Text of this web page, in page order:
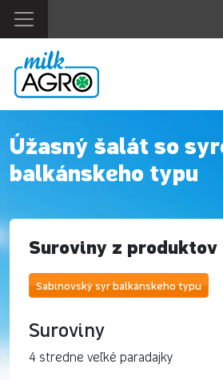
Úžasný šalát so
balkánskeho typu
Suroviny z produktov
Sabinovský syr balkánskeho typu
Suroviny
4 stredne veľké paradajky